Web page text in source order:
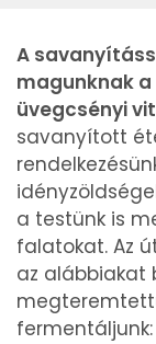
A
magunknak
üvegcsényi
savanyított
a testünk is
falatokat. Az
az alábbiakat
fermentáljunk: